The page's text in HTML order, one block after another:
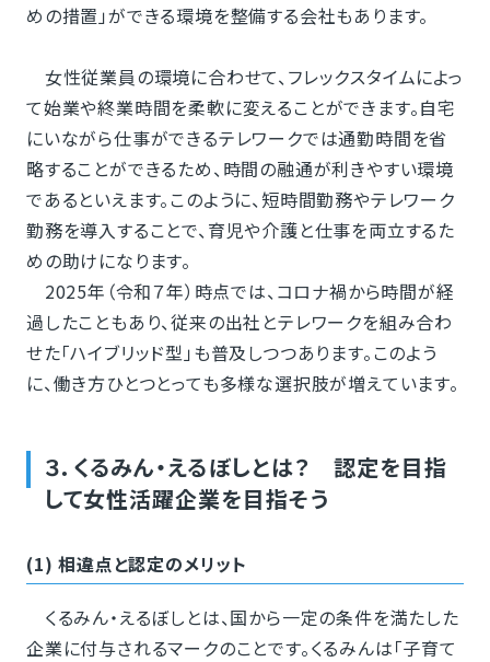
めの措置」ができる環境を整備する会社もあります。
女性従業員の環境に合わせて、フレックスタイムによっ
て始業や終業時間を柔軟に変えることができます。自宅
にいながら仕事ができるテレワークでは通勤時間を省
略することができるため、時間の融通が利きやすい環境
であるといえます。このように、短時間勤務やテレワーク
勤務を導入することで、育児や介護と仕事を両立するた
めの助けになります。
2025年（令和７年）時点では、コロナ禍から時間が経
過したこともあり、従来の出社とテレワークを組み合わ
せた「ハイブリッド型」も普及しつつあります。このよう
に、働き方ひとつとっても多様な選択肢が増えています。
３．くるみん・えるぼしとは？ 認定を目指
して女性活躍企業を目指そう
(1) 相違点と認定のメリット
くるみん・えるぼしとは、国から一定の条件を満たした
企業に付与されるマークのことです。くるみんは「子育て